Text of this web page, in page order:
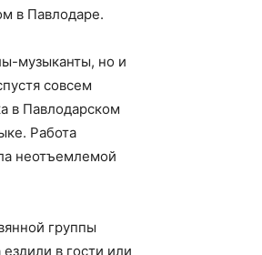
в Павлодаре.
музыканты, но и
совсем
в Павлодарском
Работа
неотъемлемой
группы
в гости или